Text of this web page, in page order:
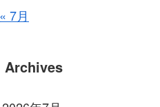
« 7月
Archives